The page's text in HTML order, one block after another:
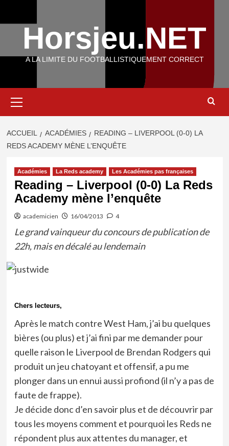
Horsjeu.NET
A LA LIMITE DU FOOTBALLISTIQUEMENT CORRECT
principal
ACCUEIL ACADÉMIES
READING – LIVERPOOL (0-0) LA
REDS ACADEMY MÈNE L’ENQUÊTE
Académies La Reds academy Les Académies pas françaises
Reading – Liverpool (0-0) La Reds
Academy mène l’enquête
academicien 16/04/2013 4
Le grand vainqueur du concours de publication de
22h, mais en décalé au lendemain
Chers lecteurs,
Après le match contre West Ham, j’ai bu quelques
bières (ou plus) et j’ai fini par me demander pour
quelle raison le Liverpool de Brendan Rodgers qui
produit un jeu chatoyant et offensif, a pu me
plonger dans un ennui aussi profiond (il n’y a pas de
faute de frappe).
Je décide donc d’en savoir plus et de découvrir par
tous les moyens comment et pourquoi les Reds ne
répondent plus aux attentes du manager, et